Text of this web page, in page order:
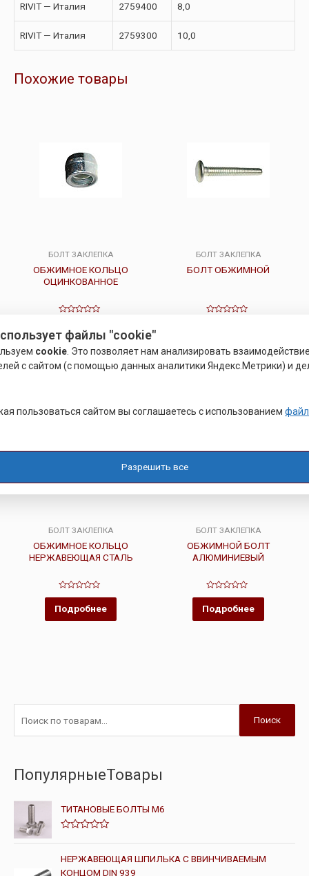
RIVIT — Италия 2759400 8,0
RIVIT — Италия 2759300 10,0
Похожие товары
БОЛТ ЗАКЛЕПКА
ОБЖИМНОЕ КОЛЬЦО
ОЦИНКОВАННОЕ
из
Подробнее
БОЛТ ЗАКЛЕПКА
БОЛТ ОБЖИМНОЙ
БОЛТ ЗАКЛЕПКА
ОБЖИМНОЕ КОЛЬЦО
НЕРЖАВЕЮЩАЯ СТАЛЬ
Оценка
из
Подробнее
БОЛТ ЗАКЛЕПКА
ОБЖИМНОЙ БОЛТ
АЛЮМИНИЕВЫЙ
Оценка
из
Подробнее
Поиск
ПопулярныеТовары
ТИТАНОВЫЕ БОЛТЫ М6
ц
е
н
к
НЕРЖАВЕЮЩАЯ ШПИЛЬКА С ВВИНЧИВАЕМЫМ
КОНЦОМ DIN 939
файлы "cookie"
cookie . Это позволяет нам анализировать
с сайтом (с помощью данных аналитики Яндекс.Метрики) и
пользоваться сайтом вы соглашаетесь с использованием
Разрешить все